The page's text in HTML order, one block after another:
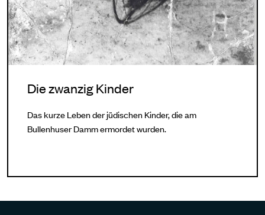
Die zwanzig Kinder
Das kurze Leben der jüdischen Kinder, die am
Bullenhuser Damm ermordet wurden.